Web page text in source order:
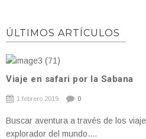
ÚLTIMOS ARTÍCULOS
Viaje en safari por la Sabana
1 febrero 2019 0
Buscar aventura a través de los
explorador del mundo....